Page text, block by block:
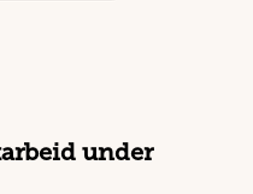
under